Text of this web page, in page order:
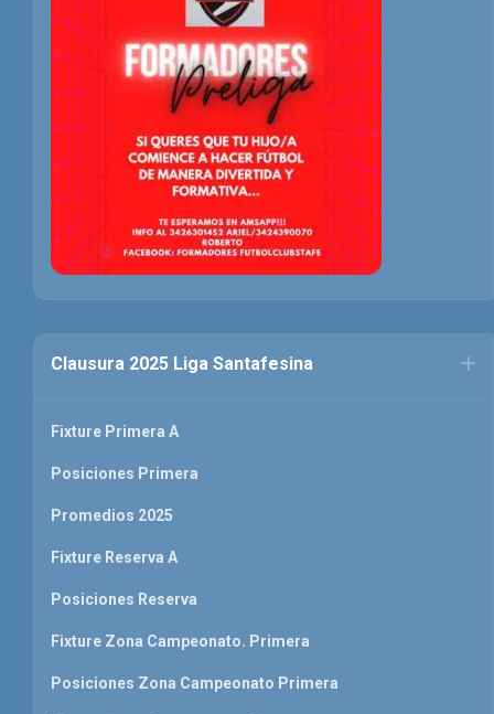
Clausura 2025 Liga Santafesina
Fixture Primera A
Posiciones Primera
Promedios 2025
Fixture Reserva A
Posiciones Reserva
Fixture Zona Campeonato. Primera
Posiciones Zona Campeonato Primera